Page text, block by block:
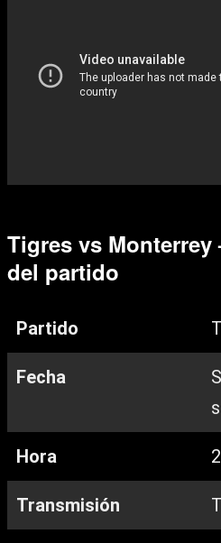
Tigres vs Monterrey
del partido
Partido
Fecha
Hora
Transmisión